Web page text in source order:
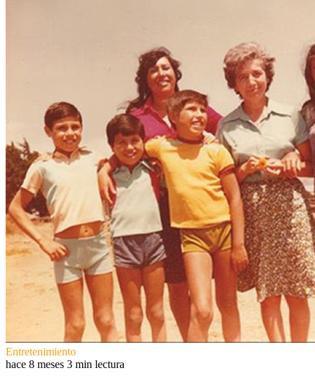
Entretenimiento
hace 8 meses 3 min lectura